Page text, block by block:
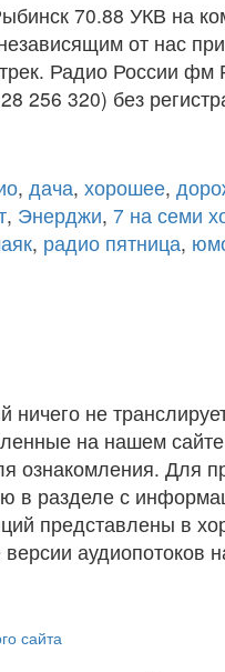
70.88 УКВ на
от нас
Радио России
256 320) без
, дача, хорошее,
, Энерджи, 7 на семи
, радио пятница,
не
на нашем
ознакомления. Для
в разделе с
представлены в
аудиопотоков
сайта